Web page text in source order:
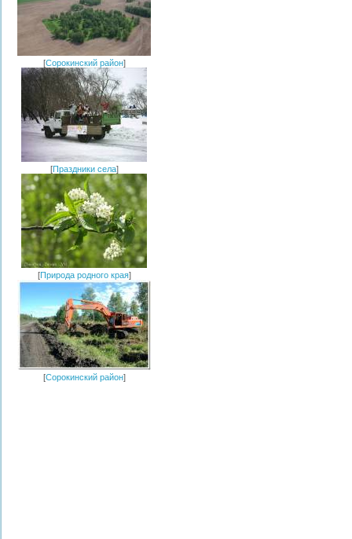
[Сорокинский район]
[Праздники села]
[Природа родного края]
[Сорокинский район]